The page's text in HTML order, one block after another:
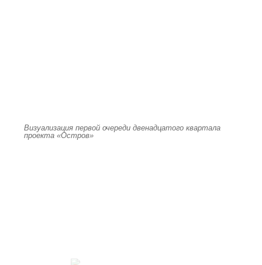
Визуализация первой очереди двенадцатого квартала
проекта «Остров»